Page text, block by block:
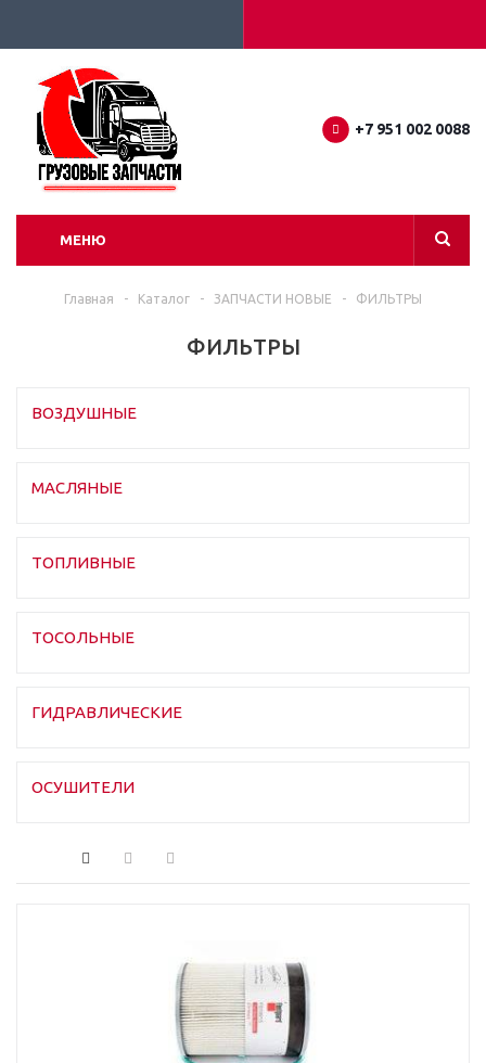
+7 951 002 0088
МЕНЮ
Главная - Каталог - ЗАПЧАСТИ НОВЫЕ - ФИЛЬТРЫ
ФИЛЬТРЫ
ВОЗДУШНЫЕ
МАСЛЯНЫЕ
ТОПЛИВНЫЕ
ТОСОЛЬНЫЕ
ГИДРАВЛИЧЕСКИЕ
ОСУШИТЕЛИ